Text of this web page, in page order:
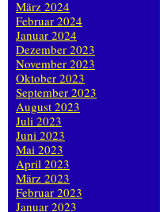
März 2024
Februar 2024
Januar 2024
Dezember 2023
November 2023
Oktober 2023
September 2023
August 2023
Juli 2023
Juni 2023
Mai 2023
April 2023
März 2023
Februar 2023
Januar 2023